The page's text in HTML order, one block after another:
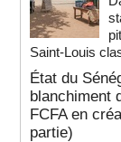
Saint-Louis
État du
blanchiment
FCFA en
partie)